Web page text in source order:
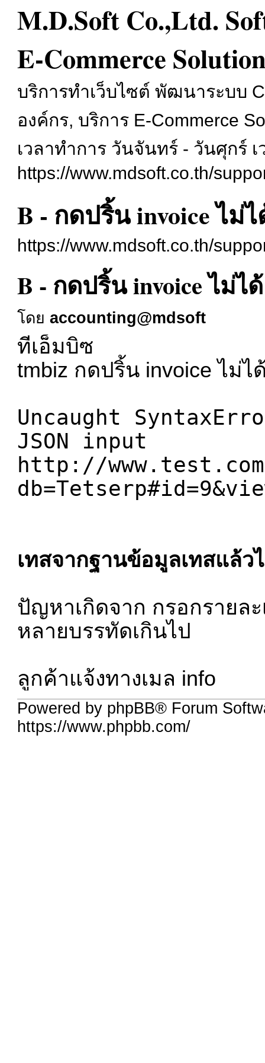
M.D.Soft Co.,Ltd.
E-Commerce
บริการทำเว็บไซต์ พัฒนาระบบ
องค์กร, บริการ E-Commerce
เวลาทำการ วันจันทร์ - วันศุกร์
https://www.mdsoft.co.th/
B - กดปริ้น invoice ไม่
https://www.mdsoft.co.th/
B - กดปริ้น invoice ไม่ได้
โดยaccounting@mdsoft
ทีเอ็มบิซ
tmbiz กดปริ้น invoice ไม่ไ
Uncaught
JSON input
http://
เทสจากฐานข้อมูลเทสแล้
ปัญหาเกิดจาก กรอกรายล
หลายบรรทัดเกินไป
ลูกค้าแจ้งทางเมล info
Powered by phpBB® Forum
https://www.phpbb.com/